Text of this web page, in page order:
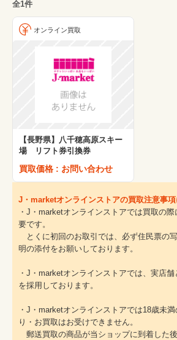
全1件
オンライン買取
【長野県】八千穂高原スキー
場 リフト券引換券
買取価格 : お問い合わせ
J・marketオンラインストアの買取注意事
・J・marketオンラインストアでは買取の
要です。
とくに初回のお取引では、必ず住民票の
明の添付をお願いしております。
・J・marketオンラインストアでは、実店
を採用しております。
・J・marketオンラインストアでは18歳未
り・お買取はお受けできません。
郵送買取の商品が当ショップに到着した